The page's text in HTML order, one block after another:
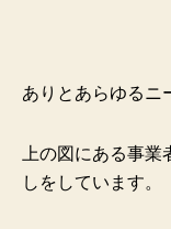
ありとあらゆるニ
上の図にある事業
しをしています。